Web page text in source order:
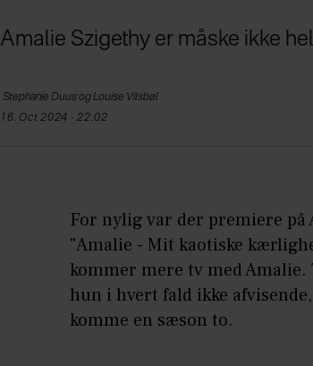
Amalie Szigethy er måske ikke
Stephanie Duus og Louise Vilsbøl
16. Oct 2024 - 22:02
For nylig var der premiere på
"Amalie - Mit kaotiske
kommer mere tv med
hun i hvert fald ikke
komme en sæson to.